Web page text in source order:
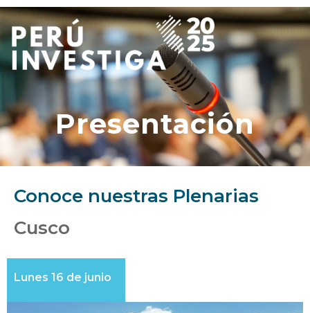
Presentación
Conoce nuestras Plenarias
Cusco
Lunes 16 de junio